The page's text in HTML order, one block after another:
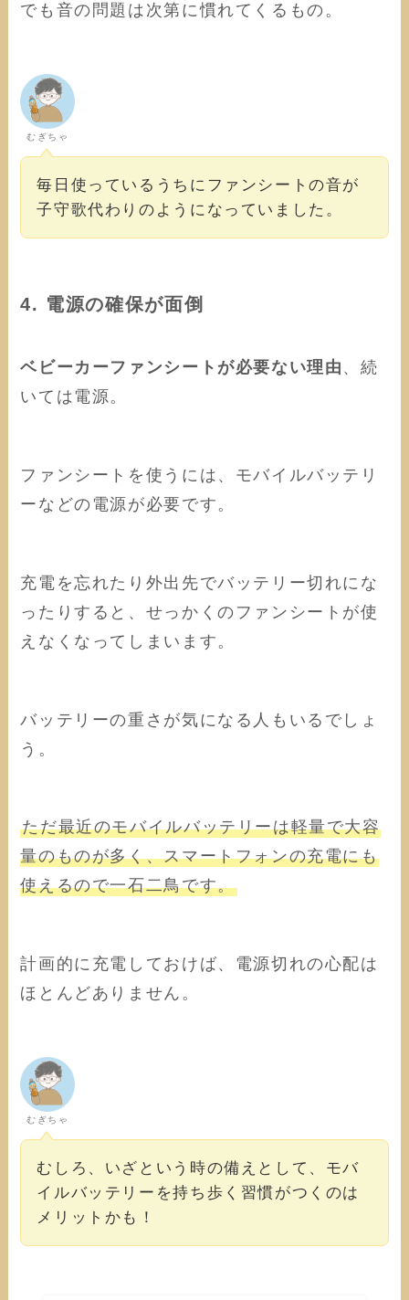
でも音の問題は次第に慣れてくるもの。
むぎちゃ
毎日使っているうちにファンシートの音が
子守歌代わりのようになっていました。
4. 電源の確保が面倒
ベビーカーファンシートが必要ない理由 、続
いては電源。
ファンシートを使うには、モバイルバッテリ
ーなどの電源が必要です。
充電を忘れたり外出先でバッテリー切れにな
ったりすると、せっかくのファンシートが使
えなくなってしまいます。
バッテリーの重さが気になる人もいるでしょ
う。
ただ最近のモバイルバッテリーは軽量で大容
量のものが多く、スマートフォンの充電にも
使えるので一石二鳥です。
計画的に充電しておけば、電源切れの心配は
ほとんどありません。
むぎちゃ
むしろ、いざという時の備えとして、モバ
イルバッテリーを持ち歩く習慣がつくのは
メリットかも！